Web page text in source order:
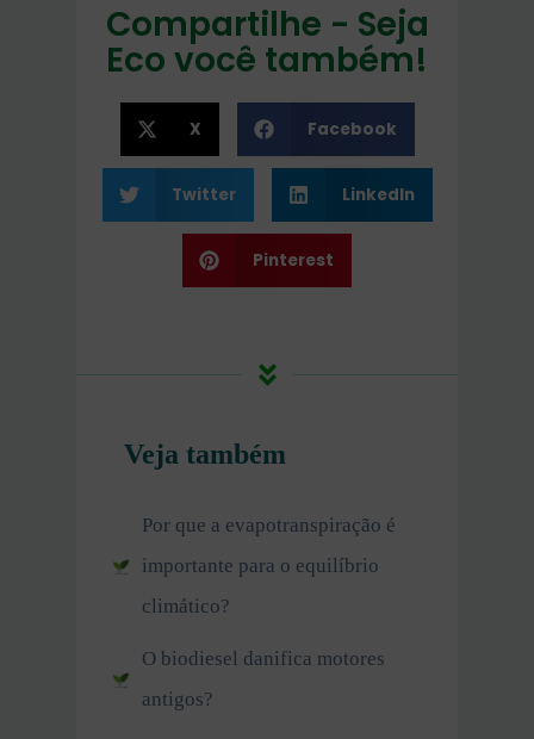
Compartilhe - Seja
Eco você também!
X Facebook
Twitter LinkedIn
Pinterest
Veja também
Por que a evapotranspiração é
importante para o equilíbrio
climático?
O biodiesel danifica motores
antigos?